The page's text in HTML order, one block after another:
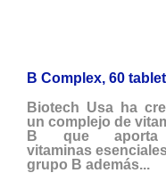
B Complex, 60
Biotech Usa ha
un complejo de
B que
vitaminas
grupo B además...